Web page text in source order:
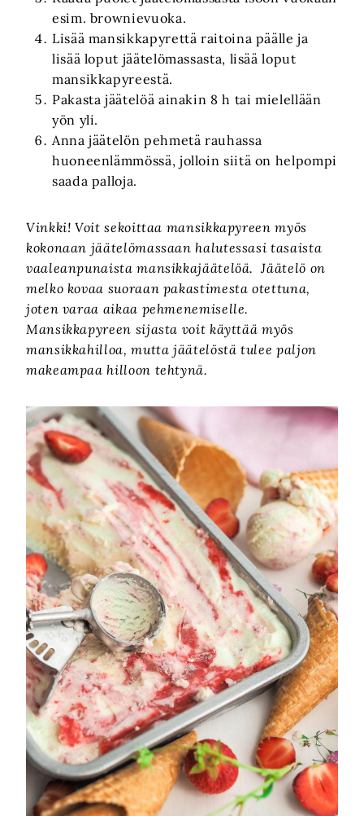
esim. brownievuoka.
Lisää mansikkapyrettä raitoina päälle ja
lisää loput jäätelömassasta, lisää loput
mansikkapyreestä.
Pakasta jäätelöä ainakin 8 h tai mielellään
yön yli.
Anna jäätelön pehmetä rauhassa
huoneenlämmössä, jolloin siitä on helpompi
saada palloja.
Vinkki! Voit sekoittaa mansikkapyreen myös
kokonaan jäätelömassaan halutessasi tasaista
vaaleanpunaista mansikkajäätelöä. Jäätelö on
melko kovaa suoraan pakastimesta otettuna,
joten varaa aikaa pehmenemiselle.
Mansikkapyreen sijasta voit käyttää myös
mansikkahilloa, mutta jäätelöstä tulee paljon
makeampaa hilloon tehtynä.